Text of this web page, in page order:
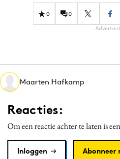
Gedragsverandering
Influencer marketing
Media
Merkstrategie
PR
Programmatic
Purpose Marketing
Reputatie & crisis
0 0
Maarten Hafkamp
Reacties:
Om een reactie achter te laten is
Inloggen Abonneer